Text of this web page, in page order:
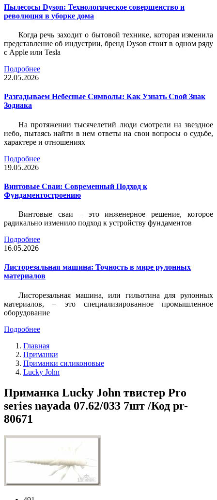
Пылесосы Dyson: Технологическое совершенство и
революция в уборке дома
Когда речь заходит о бытовой технике, которая изменила
представление об индустрии, бренд Dyson стоит в одном ряду
с Apple или Tesla
Подробнее
22.05.2026
Разгадываем Небесные Символы: Как Узнать Свой Знак
Зодиака
На протяжении тысячелетий люди смотрели на звездное
небо, пытаясь найти в нем ответы на свои вопросы о судьбе,
характере и отношениях
Подробнее
19.05.2026
Винтовые Сваи: Современный Подход к
Фундаментостроению
Винтовые сваи – это инженерное решение, которое
радикально изменило подход к устройству фундаментов
Подробнее
16.05.2026
Листорезальная машина: Точность в мире рулонных
материалов
Листорезальная машина, или гильотина для рулонных
материалов, – это специализированное промышленное
оборудование
Подробнее
Главная
Приманки
Приманки силиконовые
Lucky John
Приманка Lucky John твистер Pro
series nayada 07.62/033 7шт /Код pr-
80671